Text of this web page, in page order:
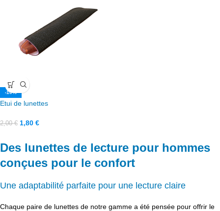
-10%
Etui de lunettes
2,00€ 1,80 €
Des lunettes de lecture pour hommes
conçues pour le confort
Une adaptabilité parfaite pour une lecture claire
Chaque paire de lunettes de notre gamme a été pensée pour offrir le